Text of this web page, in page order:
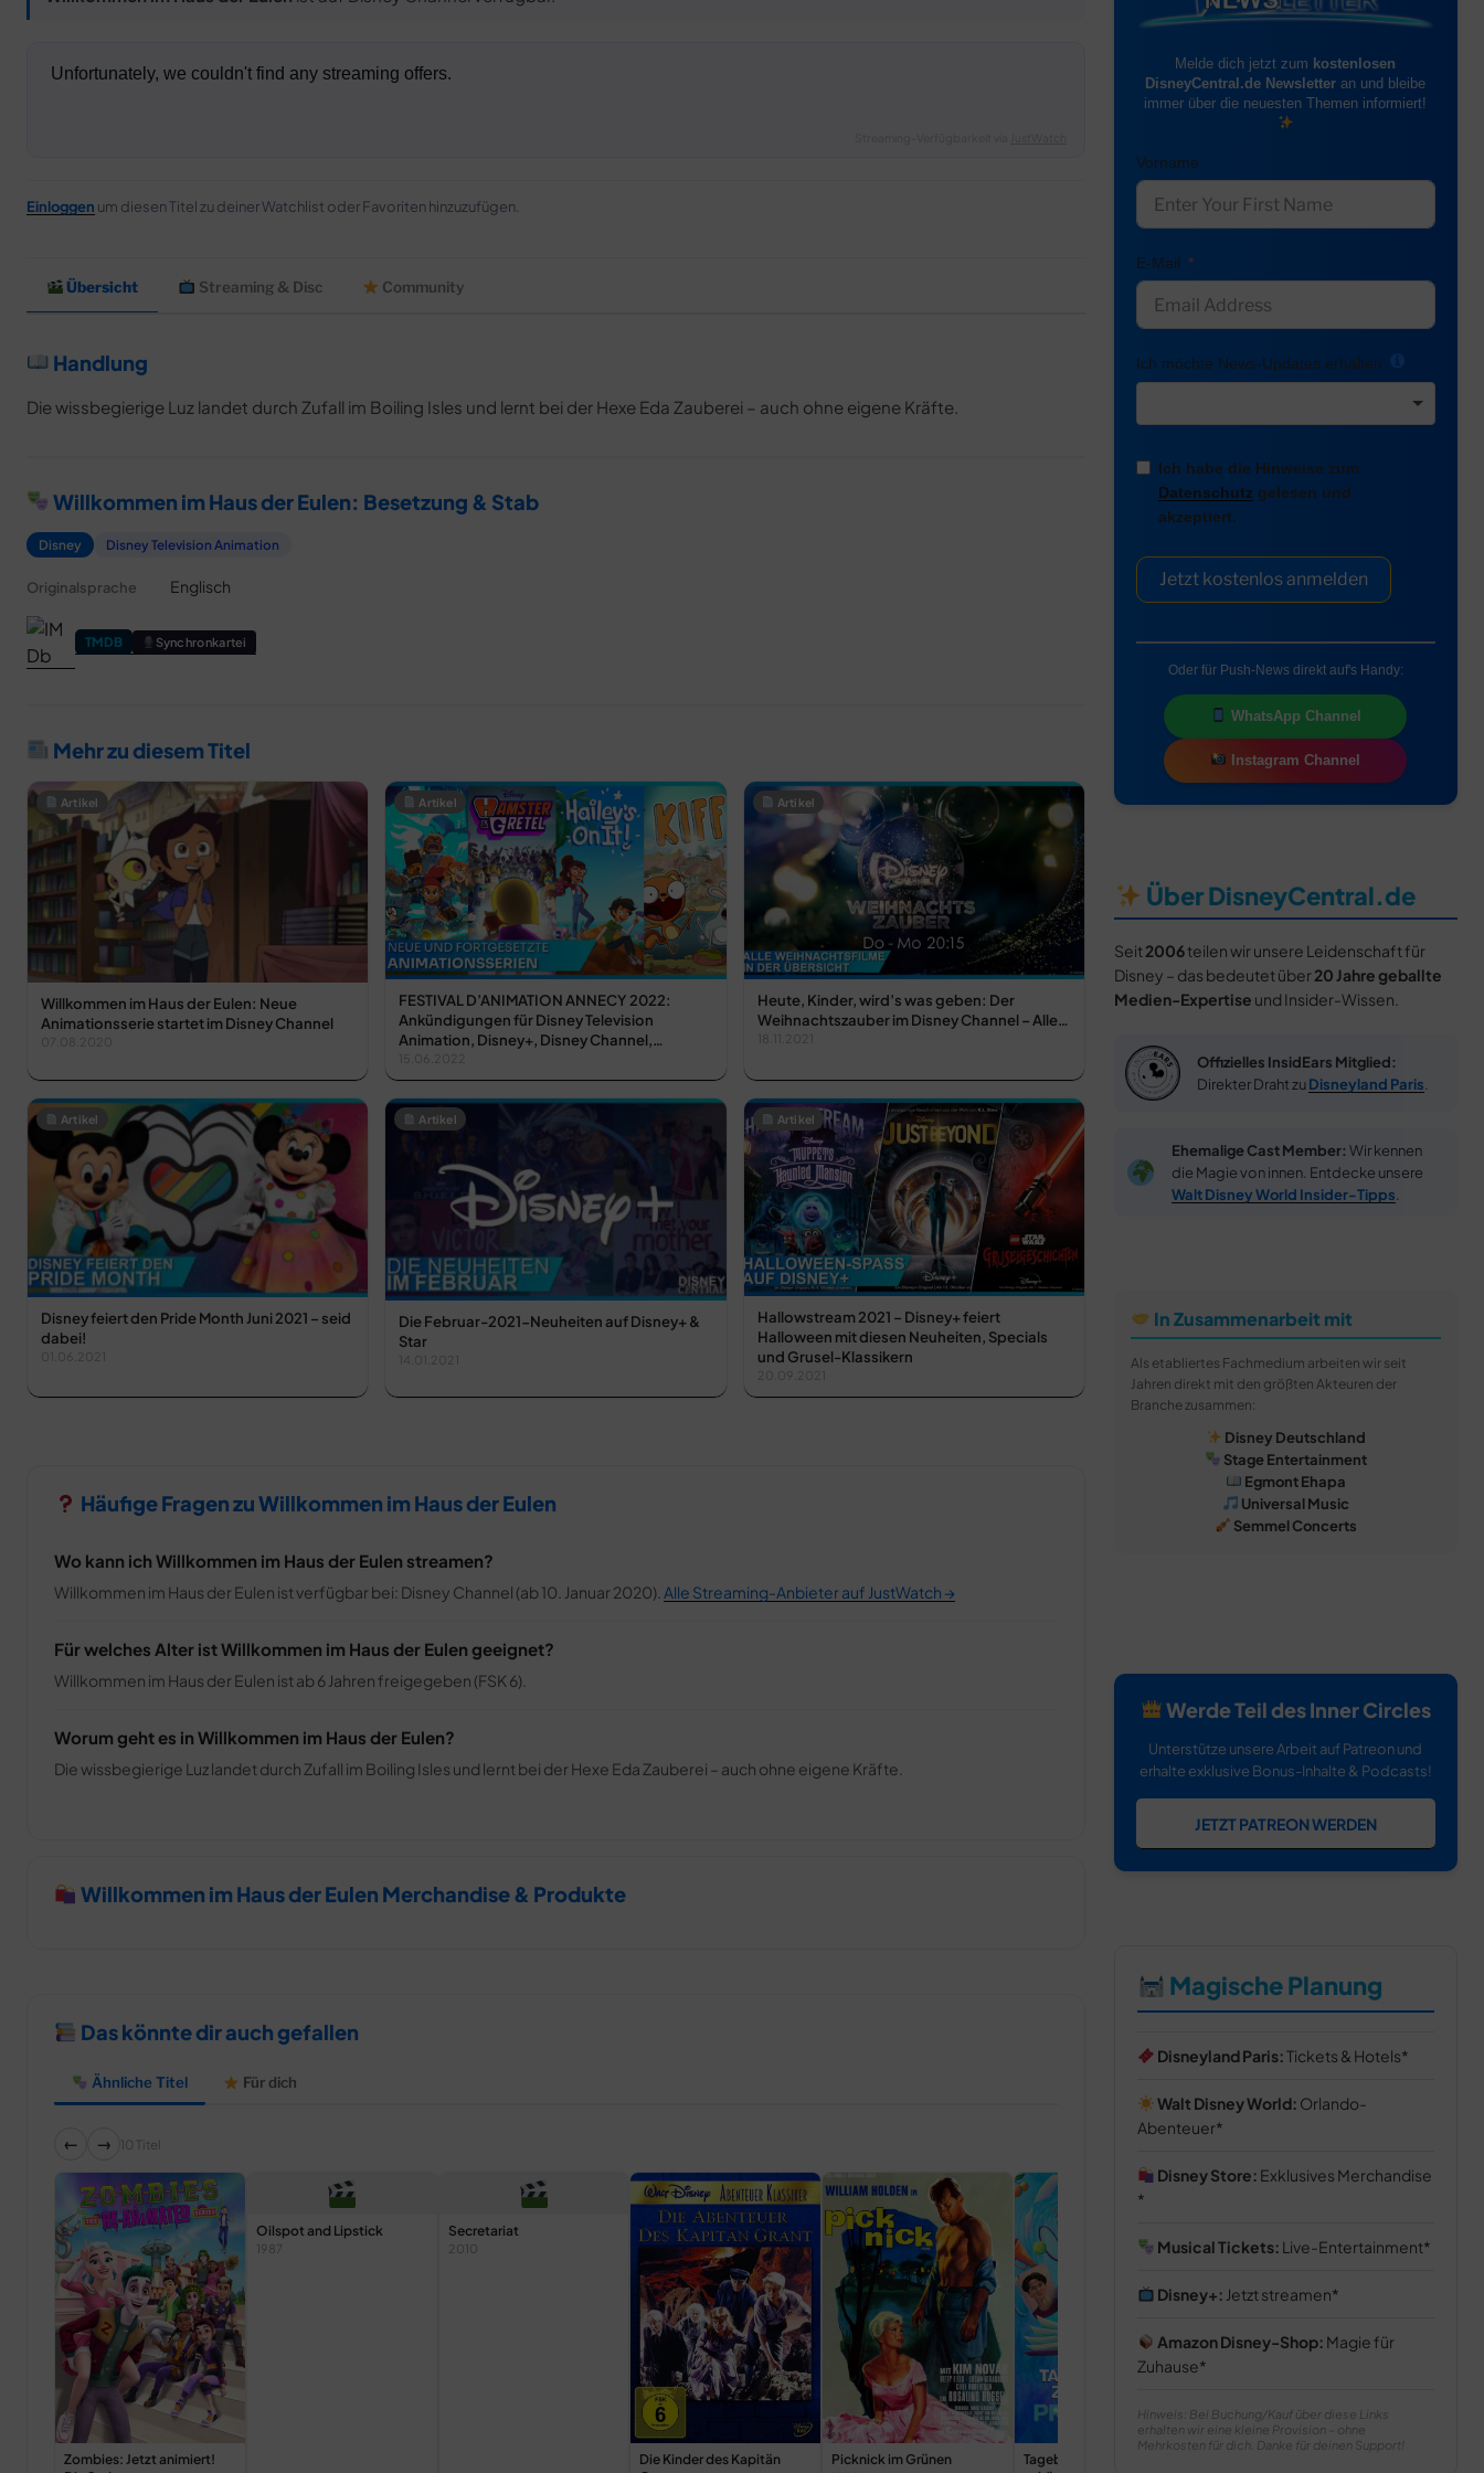
Einloggen um diesen Titel zu deiner Watchlist oder Favoriten hinzuzufügen.
Übersicht Streaming & Disc Community
Handlung
Die wissbegierige Luz landet durch Zufall im Boiling Isles und lernt bei der Hexe Eda Zauberei – auch ohne eigene Kräfte.
Willkommen im Haus der Eulen: Besetzung & Stab
Disney Disney Television Animation
Originalsprache Englisch
TMDB Synchronkartei
Mehr zu diesem Titel
Artikel
Willkommen im Haus der Eulen: Neue
Animationsserie startet im Disney Channel
07.08.2020
Artikel
FESTIVAL D’ANIMATION ANNECY 2022:
Ankündigungen für Disney Television
Animation, Disney+, Disney Channel,…
15.06.2022
Artikel
Heute, Kinder, wird’s was geben: Der
Weihnachtszauber im Disney Channel – Alle…
18.11.2021
Artikel
Disney feiert den Pride Month Juni 2021 – seid
dabei!
Artikel
Die Februar-2021-Neuheiten auf Disney+ &
Star
Artikel
Hallowstream 2021 – Disney+ feiert
Halloween mit diesen Neuheiten, Specials
und Grusel-Klassikern
20.09.2021
Häufige Fragen zu Willkommen im Haus der Eulen
Wo kann ich Willkommen im Haus der Eulen streamen?
Willkommen im Haus der Eulen ist verfügbar bei: Disney Channel (ab 10. Januar 2020). Alle Streaming-Anbieter auf JustWatch →
Für welches Alter ist Willkommen im Haus der Eulen geeignet?
Willkommen im Haus der Eulen ist ab 6 Jahren freigegeben (FSK 6).
Worum geht es in Willkommen im Haus der Eulen?
Die wissbegierige Luz landet durch Zufall im Boiling Isles und lernt bei der Hexe Eda Zauberei – auch ohne eigene Kräfte.
Willkommen im Haus der Eulen Merchandise & Produkte
Das könnte dir auch gefallen
Ähnliche Titel Für dich
← → 10 Titel
Zombies: Jetzt animiert!
Oilspot and Lipstick
1987
Secretariat
2010
Die Kinder des Kapitän
Picknick im Grünen
Tagebuch einer
2007
Melde dich jetzt zum kostenlosen
DisneyCentral.de Newsletter an und bleibe
immer über die neuesten Themen informiert!
Vorname
E-Mail
Ich möchte News-Updates erhalten:
Ich habe die Hinweise zum
Datenschutz gelesen und
akzeptiert.
Jetzt kostenlos anmelden
Oder für Push-News direkt auf's Handy:
WhatsApp Channel
Instagram Channel
Über DisneyCentral.de
Seit 2006teilen wir unsere Leidenschaft für
Disney – das bedeutet über 20 Jahre geballte
Medien-Expertise und Insider-Wissen.
Offizielles InsidEars Mitglied:
Direkter Draht zuDisneyland Paris
Ehemalige Cast Member: Wir kennen
die Magie von innen. Entdecke unsere
Walt Disney World Insider-Tipps
In Zusammenarbeit mit
Als etabliertes Fachmedium arbeiten wir seit
Jahren direkt mit den größten Akteuren der
Branche zusammen:
Disney Deutschland
Stage Entertainment
Egmont Ehapa
Universal Music
Semmel Concerts
Werde Teil des Inner Circles
Unterstütze unsere Arbeit auf Patreon und
erhalte exklusive Bonus-Inhalte & Podcasts!
JETZT PATREON WERDEN
Magische Planung
Disneyland Paris:Tickets & Hotels
Walt Disney World: Orlando-
Abenteuer
Disney Store: Exklusives Merchandise
Musical Tickets: Live-Entertainment
Disney+: Jetzt streamen
Amazon Disney-Shop: Magie für
Zuhause
Hinweis: Bei Buchung/Kauf über diese Links
erhalten wir eine kleine Provision – ohne
Mehrkosten für dich. Danke für deinen Support!